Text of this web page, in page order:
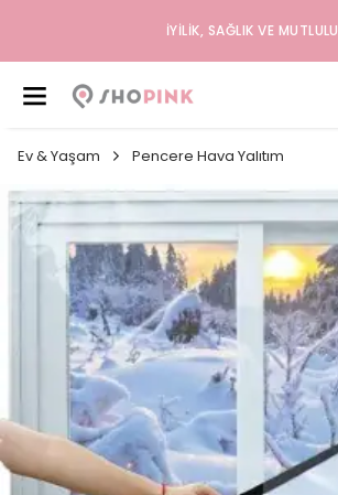
İYILIK, SAĞLIK VE MUTLULUK
Ev & Yaşam Pencere Hava Yalıtım